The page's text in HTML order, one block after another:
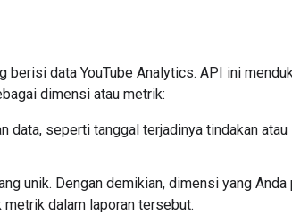
berisi data YouTube Analytics. API ini
dimensi atau metrik:
data, seperti tanggal terjadinya tindakan atau
unik. Dengan demikian, dimensi yang Anda
metrik dalam laporan tersebut.